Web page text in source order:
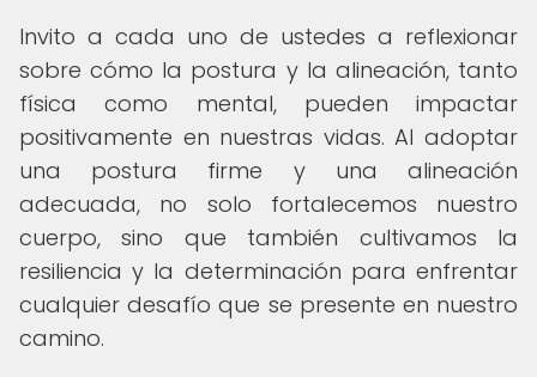
Invito a cada uno de ustedes a reflexionar
sobre cómo la postura y la alineación, tanto
física como mental, pueden impactar
positivamente en nuestras vidas. Al adoptar
una postura firme y una alineación
adecuada, no solo fortalecemos nuestro
cuerpo, sino que también cultivamos la
resiliencia y la determinación para enfrentar
cualquier desafío que se presente en nuestro
camino.